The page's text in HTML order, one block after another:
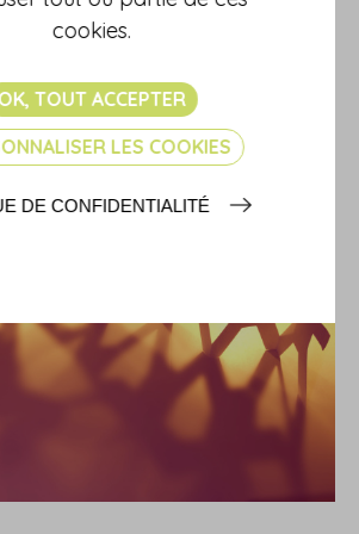
peut-elle sanctionner un salarié ?
cookies.
TOUT ACCEPTER
LES COOKIES
DE CONFIDENTIALITÉ